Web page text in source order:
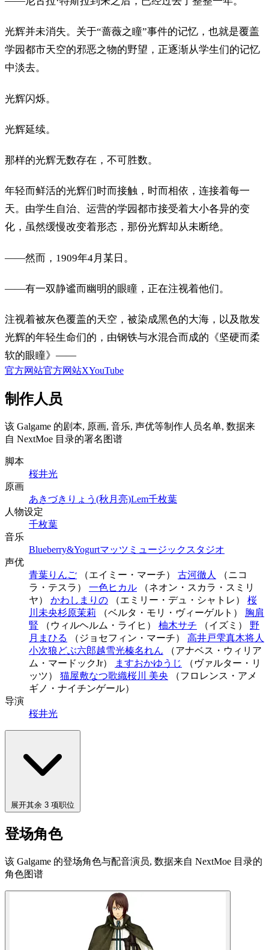
光辉并未消失。关于“蔷薇之瞳”事件的记忆，也就是覆盖
学园都市天空的邪恶之物的野望，正逐渐从学生们的记忆
中淡去。
光辉闪烁。
光辉延续。
那样的光辉无数存在，不可胜数。
年轻而鲜活的光辉们时而接触，时而相依，连接着每一
天。由学生自治、运营的学园都市接受着大小各异的变
化，虽然缓慢改变着形态，那份光辉却从未断绝。
——然而，1909年4月某日。
——有一双静谧而幽明的眼瞳，正在注视着他们。
注视着被灰色覆盖的天空，被染成黑色的大海，以及散发
光辉的年轻生命们的，由钢铁与水混合而成的《坚硬而柔
软的眼瞳》——
官方网站官方网站XYouTube
制作人员
该 Galgame 的剧本, 原画, 音乐, 声优等制作人员名单, 数据来
自 NextMoe 目录的署名图谱
脚本
桜井光
原画
あきづきりょう(秋月亮)Lem千枚葉
人物设定
千枚葉
音乐
Blueberry&Yogurtマッツミュージックスタジオ
声优
青葉りんご （エイミー・マーチ） 古河徹人
（ニコ
ラ・テスラ） 一色ヒカル （ネオン・スカラ・スミリ
ヤ） かわしまりの （エミリー・デュ・シャトレ） 桜
川未央杉原茉莉 （ベルタ・モリ・ヴィーゲルト） 胸肩
腎 （ウィルヘルム・ライヒ） 柚木サチ （イズミ） 野
月まひる
（ジョセフィン・マーチ） 高井戸雫真木将人
小次狼どぶ六郎越雪光榛名れん （アナベス・ウィリア
ム・マードックJr）
ますおかゆうじ
（ヴァルター・リ
ッツ） 猫屋敷なつ歌織桜川 美央 （フロレンス・アメ
ギノ・ナイチンゲール）
导演
桜井光
展开其余 3 项职位
登场角色
该 Galgame 的登场角色与配音演员, 数据来自 NextMoe 目录的
角色图谱